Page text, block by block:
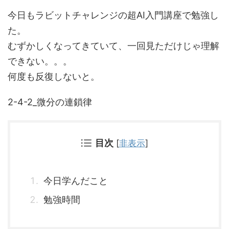
今日もラビットチャレンジの超AI入門講座で勉強し
た。
むずかしくなってきていて、一回見ただけじゃ理解
できない。。。
何度も反復しないと。
2-4-2_微分の連鎖律
目次 [非表示]
今日学んだこと
勉強時間